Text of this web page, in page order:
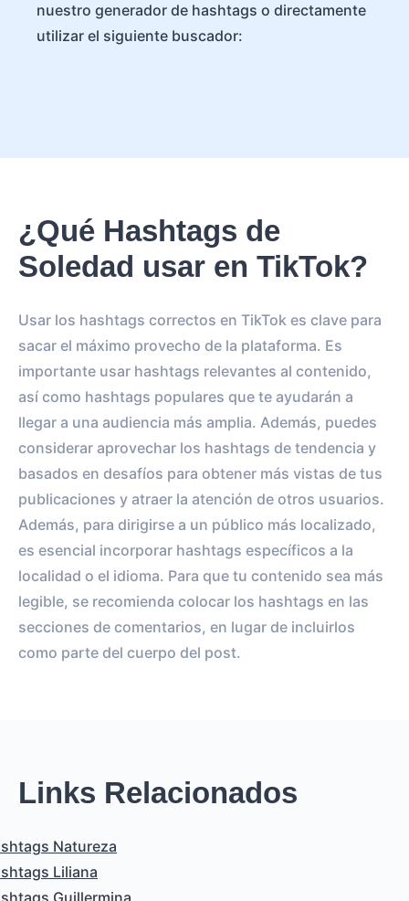
nuestro generador de hashtags o directamente
utilizar el siguiente buscador:
¿Qué Hashtags de
Soledad usar en TikTok?
Usar los hashtags correctos en TikTok es clave para
sacar el máximo provecho de la plataforma. Es
importante usar hashtags relevantes al contenido,
así como hashtags populares que te ayudarán a
llegar a una audiencia más amplia. Además, puedes
considerar aprovechar los hashtags de tendencia y
basados en desafíos para obtener más vistas de tus
publicaciones y atraer la atención de otros usuarios.
Además, para dirigirse a un público más localizado,
es esencial incorporar hashtags específicos a la
localidad o el idioma. Para que tu contenido sea más
legible, se recomienda colocar los hashtags en las
secciones de comentarios, en lugar de incluirlos
como parte del cuerpo del post.
Links Relacionados
Natureza
Liliana
Guillermina